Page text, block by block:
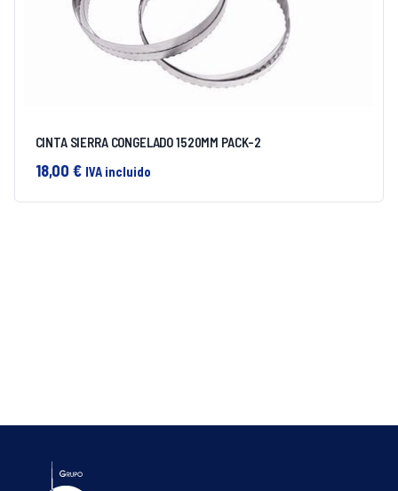
CINTA SIERRA CONGELADO 1520MM PACK-2
18,00 € IVA incluido